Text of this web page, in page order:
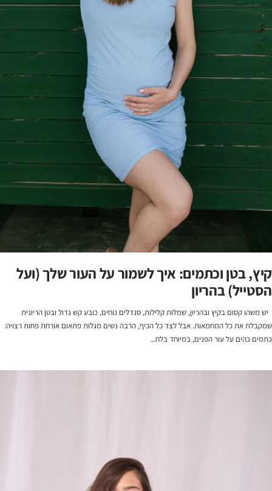
קיץ, בטן וכתמים: איך לשמור על העור שלך (ועל
הסטייל) בהריון
יש משהו קסום בקיץ ובהריון, שמלות קלילות, סנדלים נוחים, כובע קש גדול ובטן הריונית
שמקבלת את כל המחמאות. אבל לצד כל הכיף, הרבה נשים מגלות פתאום אורחת פחות רצויה:
כתמים כהים על עור הפנים, במיוחד בלח...